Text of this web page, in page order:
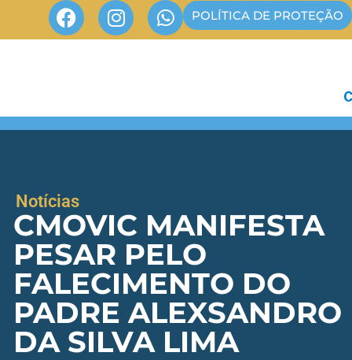
POLÍTICA DE PROTEÇÃO
Notícias
CMOVIC MANIFESTA
PESAR PELO
FALECIMENTO DO
PADRE ALEXSANDRO
DA SILVA LIMA